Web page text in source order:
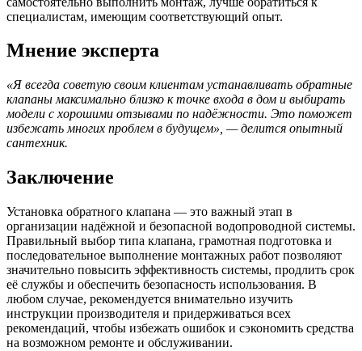
специалистам, имеющим соответствующий опыт.
Мнение эксперта
«Я всегда советую своим клиентам устанавливать обратные
клапаны максимально близко к точке входа в дом и выбирать
модели с хорошими отзывами по надёжности. Это поможет
избежать многих проблем в будущем», — делится опытный
сантехник.
Заключение
Установка обратного клапана — это важный этап в
организации надёжной и безопасной водопроводной системы.
Правильный выбор типа клапана, грамотная подготовка и
последовательное выполнение монтажных работ позволяют
значительно повысить эффективность системы, продлить срок
её службы и обеспечить безопасность использования. В
любом случае, рекомендуется внимательно изучить
инструкции производителя и придерживаться всех
рекомендаций, чтобы избежать ошибок и сэкономить средства
на возможном ремонте и обслуживании.